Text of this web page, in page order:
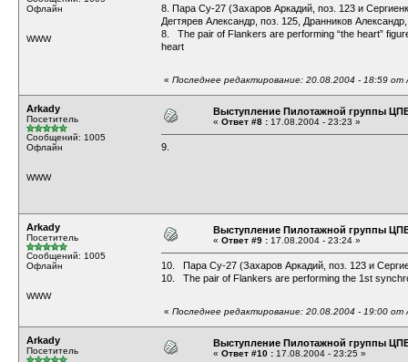
Офлайн
WWW
8. Пара Су-27 (Захаров Аркадий, поз. 123 и
Дегтярев Александр, поз. 125, Дранников
8. The pair of Flankers are performing “the heart”
heart
« Последнее редактирование: 20.08.2004 - 18:59 от
Arkady
Посетитель
Сообщений: 1005
Офлайн
WWW
Выступление Пилотажной группы
« Ответ #8 : 17.08.2004 - 23:23 »
9.
Arkady
Посетитель
Сообщений: 1005
Офлайн
WWW
Выступление Пилотажной группы
« Ответ #9 : 17.08.2004 - 23:24 »
10. Пара Су-27 (Захаров Аркадий, поз. 123 и
10. The pair of Flankers are performing the 1st
« Последнее редактирование: 20.08.2004 - 19:00 от
Arkady
Посетитель
Выступление Пилотажной группы
« Ответ #10 : 17.08.2004 - 23:25 »